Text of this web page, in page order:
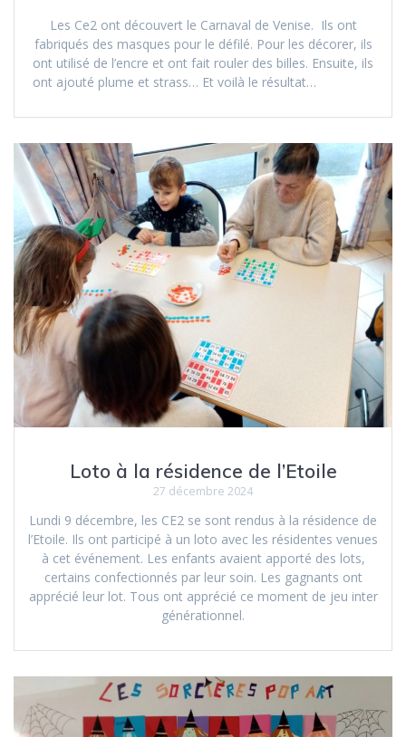
Les Ce2 ont découvert le Carnaval de Venise. Ils ont
fabriqués des masques pour le défilé. Pour les décorer, ils
ont utilisé de l’encre et ont fait rouler des billes. Ensuite, ils
ont ajouté plume et strass… Et voilà le résultat…
Loto à la résidence de l’Etoile
27 décembre 2024
Lundi 9 décembre, les CE2 se sont rendus à la résidence de
l’Etoile. Ils ont participé à un loto avec les résidentes venues
à cet événement. Les enfants avaient apporté des lots,
certains confectionnés par leur soin. Les gagnants ont
apprécié leur lot. Tous ont apprécié ce moment de jeu inter
générationnel.